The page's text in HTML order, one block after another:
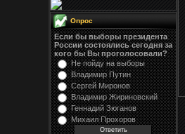
Опрос
Если бы выборы президента
России состоялись сегодня за
кого бы Вы проголосовали?
Не пойду на выборы
Владимир Путин
Сергей Миронов
Владимир Жириновский
Геннадий Зюганов
Михаил Прохоров